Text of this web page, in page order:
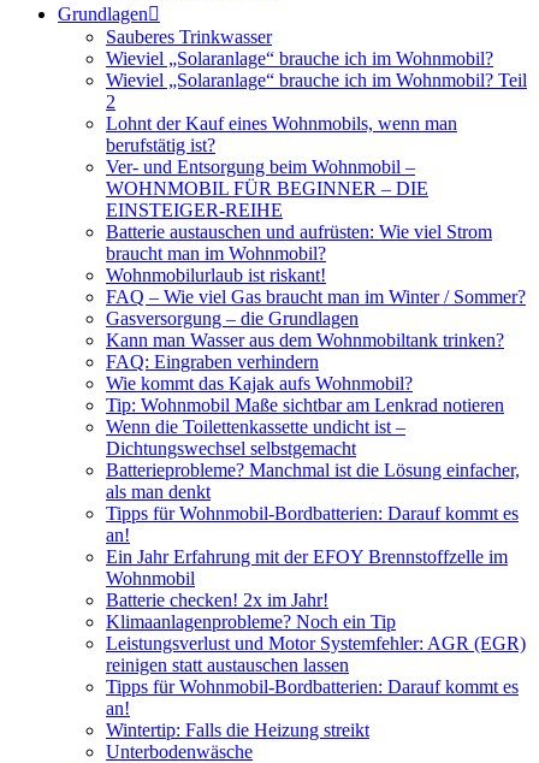
Grundlagen
Sauberes Trinkwasser
Wieviel „Solaranlage“ brauche ich im Wohnmobil?
Wieviel „Solaranlage“ brauche ich im Wohnmobil? Teil
2
Lohnt der Kauf eines Wohnmobils, wenn man
berufstätig ist?
Ver- und Entsorgung beim Wohnmobil –
WOHNMOBIL FÜR BEGINNER – DIE
EINSTEIGER-REIHE
Batterie austauschen und aufrüsten: Wie viel Strom
braucht man im Wohnmobil?
Wohnmobilurlaub ist riskant!
FAQ – Wie viel Gas braucht man im Winter / Sommer?
Gasversorgung – die Grundlagen
Kann man Wasser aus dem Wohnmobiltank trinken?
FAQ: Eingraben verhindern
Wie kommt das Kajak aufs Wohnmobil?
Tip: Wohnmobil Maße sichtbar am Lenkrad notieren
Wenn die Toilettenkassette undicht ist –
Dichtungswechsel selbstgemacht
Batterieprobleme? Manchmal ist die Lösung einfacher,
als man denkt
Tipps für Wohnmobil-Bordbatterien: Darauf kommt es
an!
Ein Jahr Erfahrung mit der EFOY Brennstoffzelle im
Wohnmobil
Batterie checken! 2x im Jahr!
Klimaanlagenprobleme? Noch ein Tip
Leistungsverlust und Motor Systemfehler: AGR (EGR)
reinigen statt austauschen lassen
Tipps für Wohnmobil-Bordbatterien: Darauf kommt es
an!
Wintertip: Falls die Heizung streikt
Unterbodenwäsche